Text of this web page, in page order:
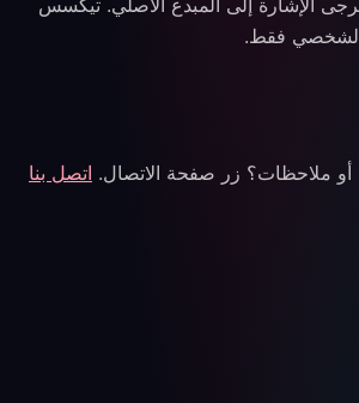
الإشارة إلى المبدع الأصلي. تيكسس
فقط.
أو ملاحظات؟ زر صفحة الاتصال. اتصل بنا